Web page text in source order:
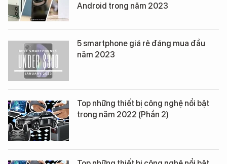
Android trong năm 2023
5 smartphone giá rẻ đáng mua đầu
năm 2023
Top những thiết bị công nghệ nổi bật
trong năm 2022 (Phần 2)